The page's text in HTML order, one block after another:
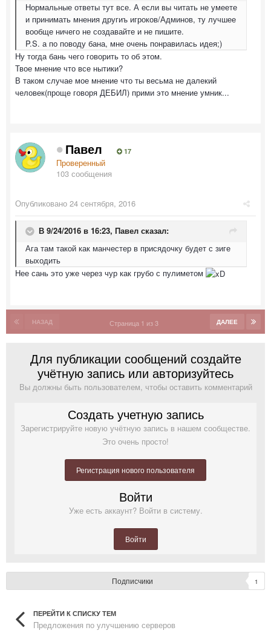
Нормальные ответы тут все. А если вы читать не умеете
и принимать мнения другиъ игроков/Админов, ту лучшее
вообще ничего не создавайте и не пишите.
P.S. а по поводу бана, мне очень понравилась идея;)
Ну тогда бань чего говорить то об этом.
Твое мнение что все нытики?
В таком случае мое мнение что ты весьма не далекий
человек(проще говоря ДЕБИЛ) прими это мнение умник...
Павел 17
Проверенный
103 сообщения
Опубликовано 24 сентября, 2016
В 9/24/2016 в 16:23, Павел сказал:
Ага там такой как манчестер в присядочку будет с зиге
выходить
Нее сань это уже через чур как грубо с пулиметом
НАЗАД ДАЛЕЕ
Страница 1 из 3
Для публикации сообщений создайте
учётную запись или авторизуйтесь
Вы должны быть пользователем, чтобы оставить комментарий
Создать учетную запись
Зарегистрируйте новую учётную запись в нашем сообществе.
Это очень просто!
Регистрация нового пользователя
Войти
Уже есть аккаунт? Войти в систему.
Войти
Подписчики 1
ПЕРЕЙТИ К СПИСКУ ТЕМ
Предложения по улучшению серверов